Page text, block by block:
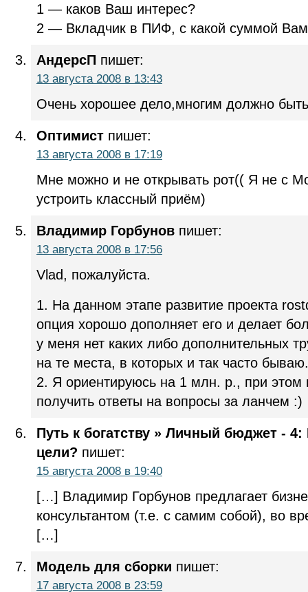
1 — каков Ваш интерес?
2 — Вкладчик в ПИФ, с какой суммой Вам
АндерсП пишет:
13 августа 2008 в 13:43
Очень хорошее дело,многим должно
Оптимист пишет:
13 августа 2008 в 17:19
Мне можно и не открывать рот(( Я не с
устроить классный приём)
Владимир Горбунов пишет:
13 августа 2008 в 17:56
Vlad, пожалуйста.
1. На данном этапе развитие проекта
опция хорошо дополняет его и делает
у меня нет каких либо дополнительных
на те места, в которых и так часто бываю.
2. Я ориентируюсь на 1 млн. р., при
получить ответы на вопросы за ланчем :)
Путь к богатству » Личный бюджет -
цели? пишет:
15 августа 2008 в 19:40
[…] Владимир Горбунов предлагает
консультантом (т.е. с самим собой), во
[…]
Модель для сборки пишет:
17 августа 2008 в 23:59